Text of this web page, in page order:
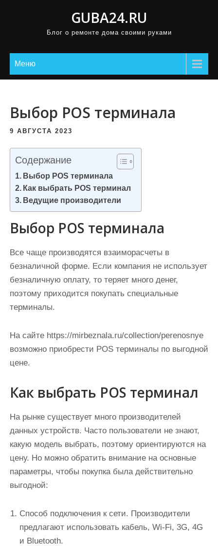
GUBA24.RU
Блог о ремонте дома своими руками
Меню
Выбор POS терминала
9 АВГУСТА 2023
Содержание
Выбор POS терминала
Как выбрать POS терминал
Ведущие производители
Выбор POS терминала
Все чаще производятся взаиморасчеты в
безналичной форме. Если компания не использует
безналичную оплату, то теряет много денег,
поэтому приходится покупать специальные
терминалы.
На сайте https://mirbeznala.ru/collection/perenosnye
возможно приобрести POS терминалы по выгодной
цене.
Как выбрать POS терминал
На рынке существует много производителей
данных устройств. Часто пользователи не знают,
какую модель выбрать, поэтому ориентируются на
цену. Но можно обратить внимание на основные
параметры, чтобы покупка была действительно
выгодной:
Способ подключения к сети. Производители
предлагают использовать кабель, Wi-Fi, 3G, 4G
и Bluetooth.